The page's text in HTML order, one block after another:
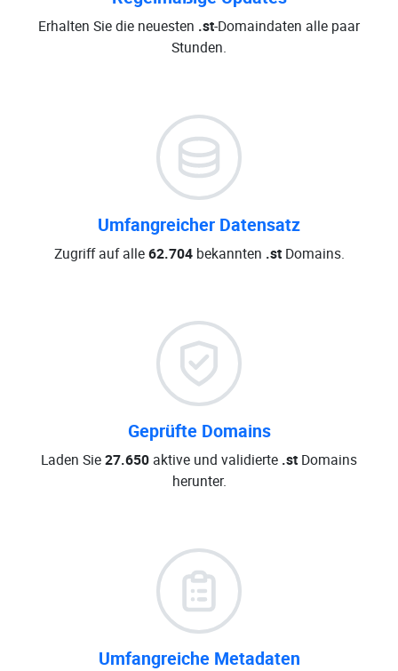
Erhalten Sie die neuesten .st-Domaindaten alle paar
Stunden.
Umfangreicher Datensatz
Zugriff auf alle62.704bekannten .stDomains.
Geprüfte Domains
Laden Sie27.650 aktive und validierte .st Domains
herunter.
Umfangreiche Metadaten